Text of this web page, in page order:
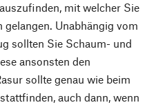
mit welcher Sie
gelangen. Unabhängig vom
sollten Sie Schaum- und
ansonsten den
sollte genau wie beim
auch dann, wenn